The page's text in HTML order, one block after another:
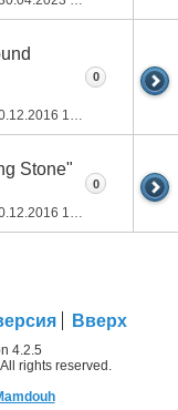
14:09
0
Stone"
14:04
0
Вверх
4.2.5
rights reserved.